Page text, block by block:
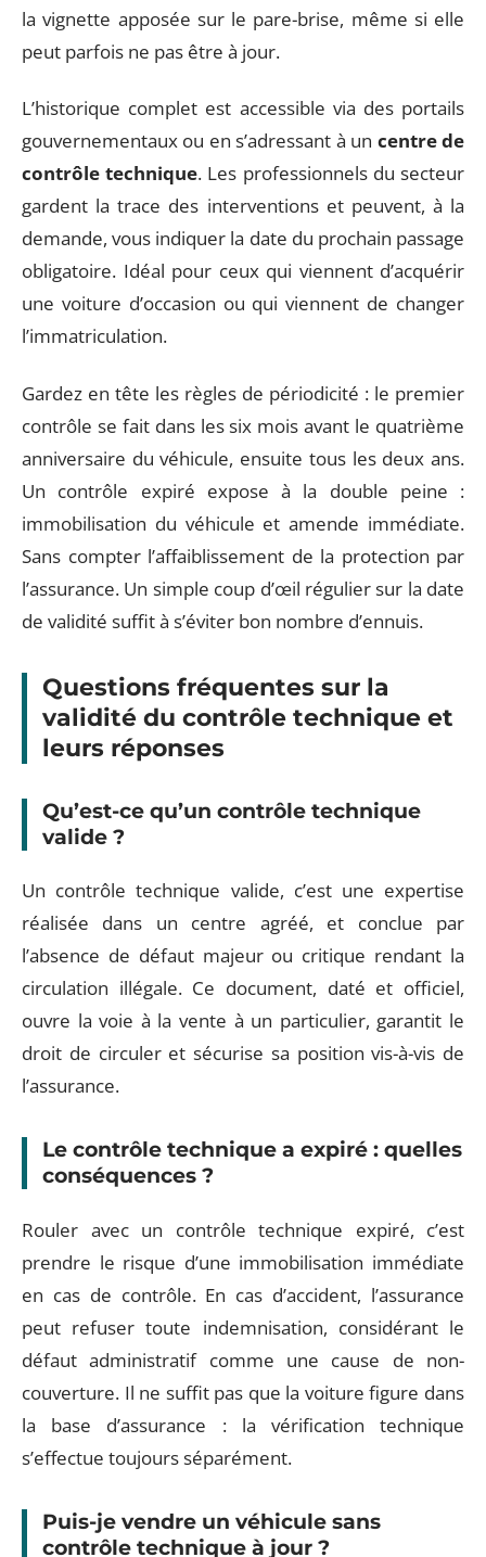
la vignette apposée sur le pare-brise, même si elle
peut parfois ne pas être à jour.
L’historique complet est accessible via des portails
gouvernementaux ou en s’adressant à un centre de
contrôle technique. Les professionnels du secteur
gardent la trace des interventions et peuvent, à la
demande, vous indiquer la date du prochain passage
obligatoire. Idéal pour ceux qui viennent d’acquérir
une voiture d’occasion ou qui viennent de changer
l’immatriculation.
Gardez en tête les règles de périodicité : le premier
contrôle se fait dans les six mois avant le quatrième
anniversaire du véhicule, ensuite tous les deux ans.
Un contrôle expiré expose à la double peine :
immobilisation du véhicule et amende immédiate.
Sans compter l’affaiblissement de la protection par
l’assurance. Un simple coup d’œil régulier sur la date
de validité suffit à s’éviter bon nombre d’ennuis.
Questions fréquentes sur la
validité du contrôle technique et
leurs réponses
Qu’est-ce qu’un contrôle technique
valide ?
Un contrôle technique valide, c’est une expertise
réalisée dans un centre agréé, et conclue par
l’absence de défaut majeur ou critique rendant la
circulation illégale. Ce document, daté et officiel,
ouvre la voie à la vente à un particulier, garantit le
droit de circuler et sécurise sa position vis-à-vis de
l’assurance.
Le contrôle technique a expiré : quelles
conséquences ?
Rouler avec un contrôle technique expiré, c’est
prendre le risque d’une immobilisation immédiate
en cas de contrôle. En cas d’accident, l’assurance
peut refuser toute indemnisation, considérant le
défaut administratif comme une cause de non-
couverture. Il ne suffit pas que la voiture figure dans
la base d’assurance : la vérification technique
s’effectue toujours séparément.
Puis-je vendre un véhicule sans
contrôle technique à jour ?